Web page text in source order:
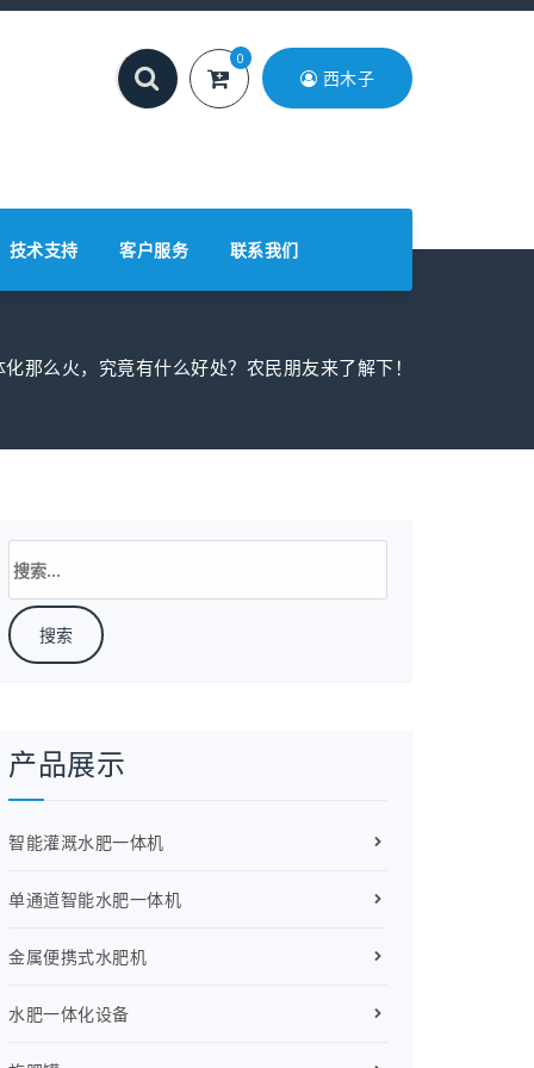
0
西木子
技术支持 客户服务 联系我们
那么火，究竟有什么好处？农民朋友来了解下！
索：
产品展示
智能灌溉水肥一体机
单通道智能水肥一体机
金属便携式水肥机
水肥一体化设备